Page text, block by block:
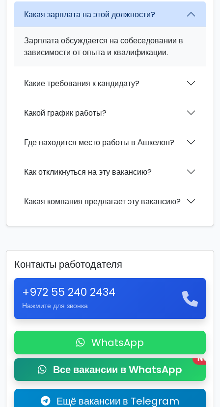
Какая зарплата на этой должности?
Зарплата обсуждается на собеседовании в
зависимости от опыта и квалификации.
Какие требования к кандидату?
Какой график работы?
Где находится место работы в Ашкелон?
Как откликнуться на эту вакансию?
Какая компания предлагает эту вакансию?
Контакты работодателя
+972 55 240 2434
Нажмите для звонка
WhatsApp
Все вакансии в WhatsApp
New
Ещё вакансии в Telegram